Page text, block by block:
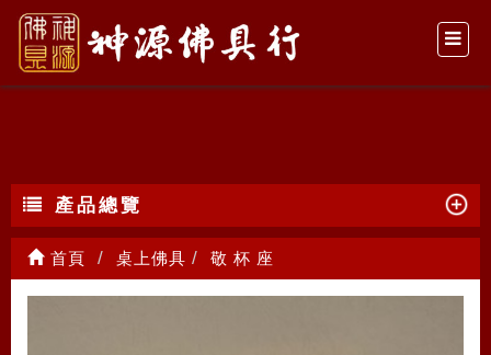
敬 杯 座
產品總覽
首頁 桌上佛具 敬 杯 座